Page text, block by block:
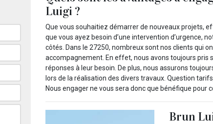
Luigi ?
Que vous souhaitiez démarrer de nouveaux projets,
que vous ayez besoin d’une intervention d’urgence,
côtés. Dans le 27250, nombreux sont nos clients qui
accompagnement. En effet, nous avons toujours pris
réponses à leur besoin. De plus, nous assurons
lors de la réalisation des divers travaux. Question
Nous engager ne vous sera donc que bénéfique pour
Brun